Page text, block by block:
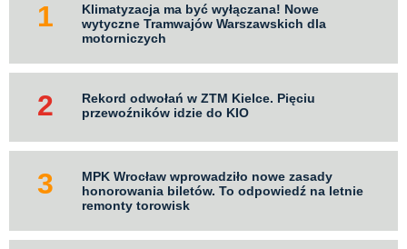
Klimatyzacja ma być wyłączana! Nowe
wytyczne Tramwajów Warszawskich dla
motorniczych
Rekord odwołań w ZTM Kielce. Pięciu
przewoźników idzie do KIO
MPK Wrocław wprowadziło nowe zasady
honorowania biletów. To odpowiedź na letnie
remonty torowisk